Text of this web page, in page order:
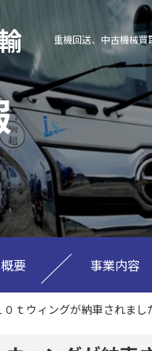
重機回送、中古機械
要 事業内容
ｔウィングが納車されまし